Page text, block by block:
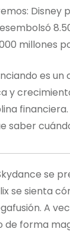
Disney
millones
es
y
saber
se
se sienta
A
de forma